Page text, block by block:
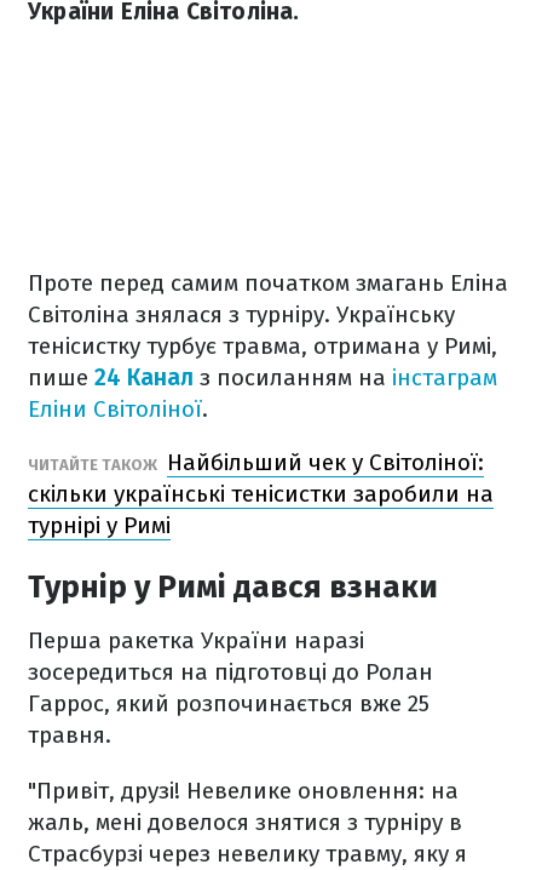
України Еліна Світоліна.
Проте перед самим початком змагань Еліна
Світоліна знялася з турніру. Українську
тенісистку турбує травма, отримана у Римі,
пише 24 Канал з посиланням на інстаграм
Еліни Світоліної.
ЧИТАЙТЕ ТАКОЖ
Найбільший чек у Світоліної:
скільки українські тенісистки заробили на
турнірі у Римі
Турнір у Римі дався взнаки
Перша ракетка України наразі
зосередиться на підготовці до Ролан
Гаррос, який розпочинається вже 25
травня.
"Привіт, друзі! Невелике оновлення: на
жаль, мені довелося знятися з турніру в
Страсбурзі через невелику травму, яку я